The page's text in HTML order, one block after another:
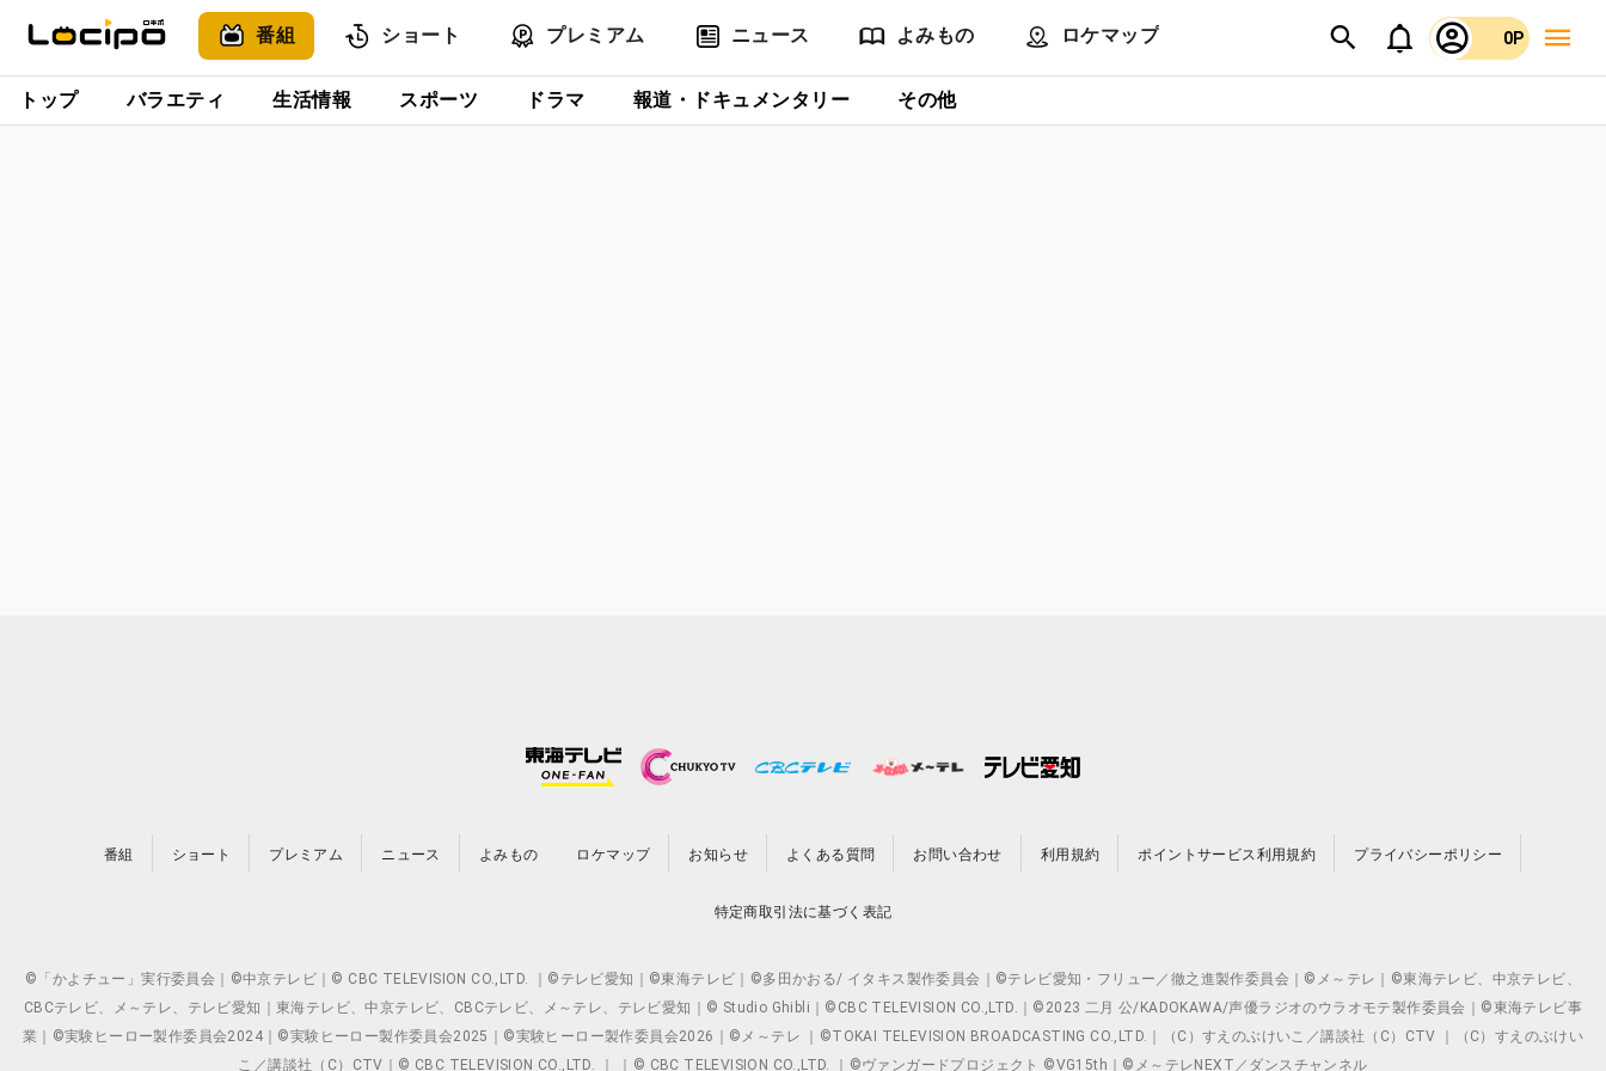
番組 ショート プレミアム ニュース よみもの ロケマップ 0P
トップ バラエティ 生活情報 スポーツ ドラマ 報道・ドキュメンタリー その他
番組 ショート プレミアム ニュース よみもの ロケマップ お知らせ よくある質問 お問い合わせ 利用規約 ポイントサービス利用規約 プライバシーポリシー
特定商取引法に基づく表記
©「かよチュー」実行委員会｜©中京テレビ｜© CBC TELEVISION CO.,LTD. ｜©テレビ愛知｜©東海テレビ｜©多田かおる/ イタキス製作委員会｜©テレビ愛知・フリュー／徹之進製作委員会｜©メ～テレ｜©東海テレビ、中京テレビ、
CBCテレビ、メ～テレ、テレビ愛知｜東海テレビ、中京テレビ、CBCテレビ、メ～テレ、テレビ愛知｜© Studio Ghibli｜©CBC TELEVISION CO.,LTD.｜©2023 二月 公/KADOKAWA/声優ラジオのウラオモテ製作委員会｜©東海テレビ事
業｜©実験ヒーロー製作委員会2024｜©実験ヒーロー製作委員会2025｜©実験ヒーロー製作委員会2026｜©メ～テレ ｜©TOKAI TELEVISION BROADCASTING CO.,LTD.｜（C）すえのぶけいこ／講談社（C）CTV ｜（C）すえのぶけい
こ／講談社（C）CTV｜© CBC TELEVISION CO.,LTD. ｜ ｜© CBC TELEVISION CO.,LTD. ｜©ヴァンガードプロジェクト ©VG15th｜©メ～テレNEXT／ダンスチャンネル